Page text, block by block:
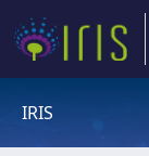
IRIS